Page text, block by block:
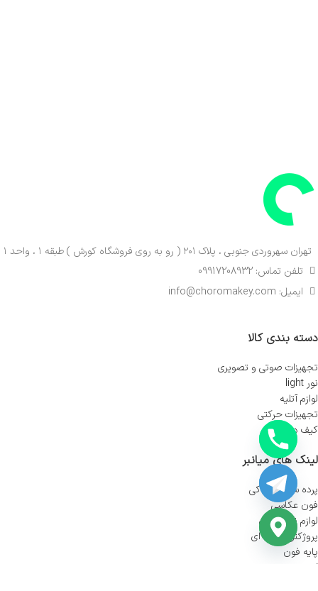
تهران سهروردی جنوبی ، پلاک ۲۰۱ ( رو به روی فروشگاه کورش ) طبقه ۱ ، واحد ۱
تلفن تماس: 09917208932
ایمیل: info@choromakey.com
دسته بندی کالا
تجهیزات صوتی و تصویری
نور light
لوازم آتلیه
تجهیزات حرکتی
کیف دوربین
لینک های میانبر
پرده سبز کروماکی
فون عکاسی
لوازم نور پردازی
پروژکتور کاسه ای
پایه فون
کیت پرده سبز